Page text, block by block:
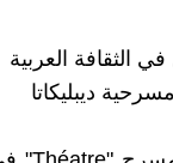
الثقافة العربية